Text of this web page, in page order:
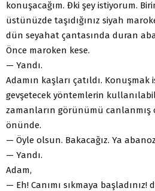
konuşacağım. Đki şey istiyorum.
üstünüzde taşıdığınız siyah
dün seyahat çantasında duran
Önce maroken kese.
— Yandı.
Adamın kaşları çatıldı.
gevşetecek yöntemlerin
zamanların görünümü canlanmış
önünde.
— Öyle olsun. Bakacağız. Ya
— Yandı.
Adam,
— Eh! Canımı sıkmaya başladınız!